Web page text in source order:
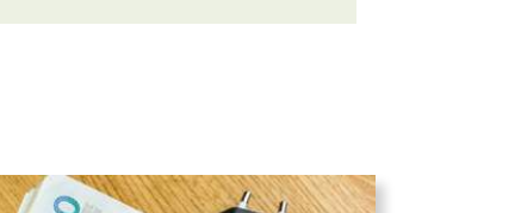
Przygórzewski 6 sierpnia 2026